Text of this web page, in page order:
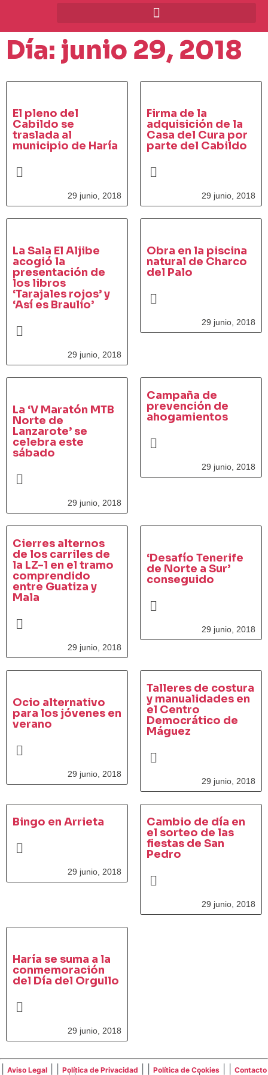
Día: junio 29, 2018
El pleno del
Cabildo se
traslada al
municipio de Haría
29 junio, 2018
Firma de la
adquisición de la
Casa del Cura por
parte del Cabildo
29 junio, 2018
La Sala El Aljibe
acogió la
presentación de
los libros
‘Tarajales rojos’ y
‘Así es Braulio’
29 junio, 2018
Obra en la piscina
natural de Charco
del Palo
29 junio, 2018
La ‘V Maratón MTB
Norte de
Lanzarote’ se
celebra este
sábado
29 junio, 2018
Campaña de
prevención de
ahogamientos
29 junio, 2018
Cierres alternos
de los carriles de
la LZ-1 en el tramo
comprendido
entre Guatiza y
Mala
29 junio, 2018
‘Desafío Tenerife
de Norte a Sur’
conseguido
29 junio, 2018
Ocio alternativo
para los jóvenes en
verano
29 junio, 2018
Talleres de costura
y manualidades en
el Centro
Democrático de
Máguez
29 junio, 2018
Bingo en Arrieta
29 junio, 2018
Cambio de día en
el sorteo de las
fiestas de San
Pedro
29 junio, 2018
Haría se suma a la
conmemoración
del Día del Orgullo
29 junio, 2018
Aviso Legal Política de Privacidad Política de Cookies Contacto